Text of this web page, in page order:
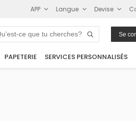
APP Langue Devise
Se
PAPETERIE SERVICES PERSONNALISÉS